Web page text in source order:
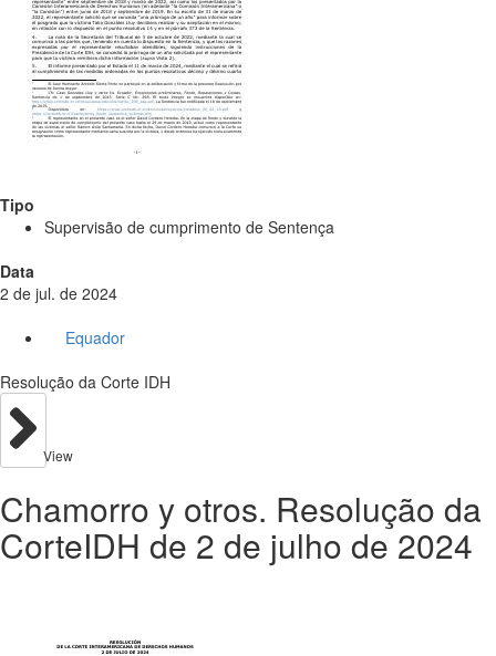
Tipo
Supervisão de cumprimento de Sentença
Data
2 de jul. de 2024
Equador
Resolução da Corte IDH
View
Chamorro y otros. Resolução da
CorteIDH de 2 de julho de 2024